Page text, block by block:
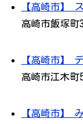
【高崎市】
高崎市飯塚町
【高崎市】
高崎市江木町
【高崎市】